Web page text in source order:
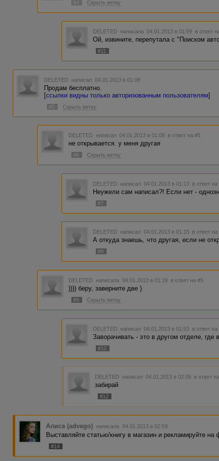
#4 Скрыть ветку
DELETED написала 04.01.2013 в 01:59 в ответ
Ой, извините, перепутала с "Поиском
#11
DELETED написал 04.01.2013 в 01:08
Продам бесплатно.
[ссылки видны только авторизованным пользователям]
#5 Скрыть ветку
DELETED написал 04.01.2013 в 01:09 в ответ на #5
не открывается. у меня другая
#6 Скрыть ветку
DELETED написал 04.01.2013 в 01:13 в ответ на
Неужели сам написал?! Если нет -
#7
DELETED написал 04.01.2013 в 01:15 в ответ на
А откуда знаешь, что другая, если не
#8
DELETED написала 04.01.2013 в 01:19 в ответ на #5
)))) беру, заверните две )
#9 Скрыть ветку
DELETED написал 04.01.2013 в 01:53 в ответ на
Заворачивать - это в другом отделе, где
#10
DELETED написал 04.01.2013 в 02:05 в ответ
забирай
#12
Алиса (advego) написала 04.01.2013 в 02:59
Выставляйте статью/книгу в магазин и рекламируйте
#14